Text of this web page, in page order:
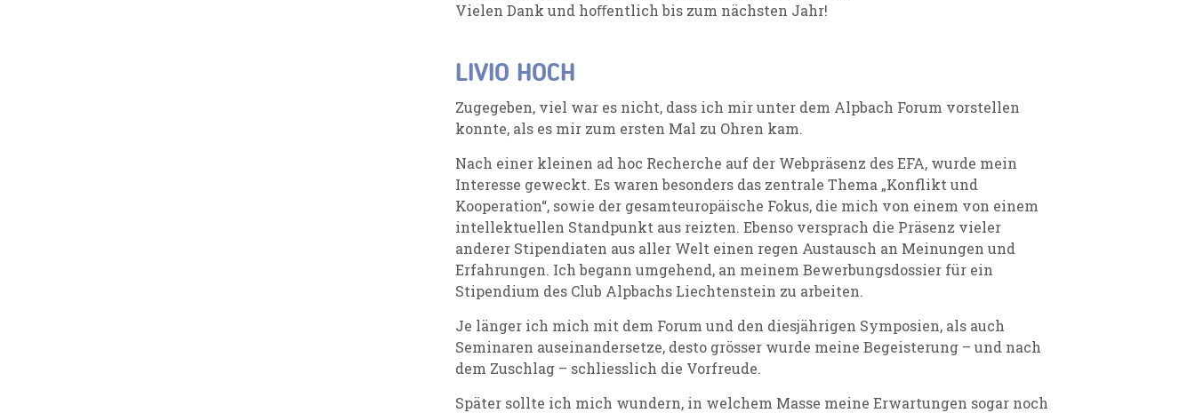
Vielen Dank und hoﬀentlich bis zum nächsten Jahr!
LIVIO HOCH
Zugegeben, viel war es nicht, dass ich mir unter dem Alpbach Forum vorstellen
konnte, als es mir zum ersten Mal zu Ohren kam.
Nach einer kleinen ad hoc Recherche auf der Webpräsenz des EFA, wurde mein
Interesse geweckt. Es waren besonders das zentrale Thema „Konflikt und
Kooperation“, sowie der gesamteuropäische Fokus, die mich von einem von einem
intellektuellen Standpunkt aus reizten. Ebenso versprach die Präsenz vieler
anderer Stipendiaten aus aller Welt einen regen Austausch an Meinungen und
Erfahrungen. Ich begann umgehend, an meinem Bewerbungsdossier für ein
Stipendium des Club Alpbachs Liechtenstein zu arbeiten.
Je länger ich mich mit dem Forum und den diesjährigen Symposien, als auch
Seminaren auseinandersetze, desto grösser wurde meine Begeisterung – und nach
dem Zuschlag – schliesslich die Vorfreude.
Später sollte ich mich wundern, in welchem Masse meine Erwartungen sogar noch